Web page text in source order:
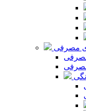
مصرفی